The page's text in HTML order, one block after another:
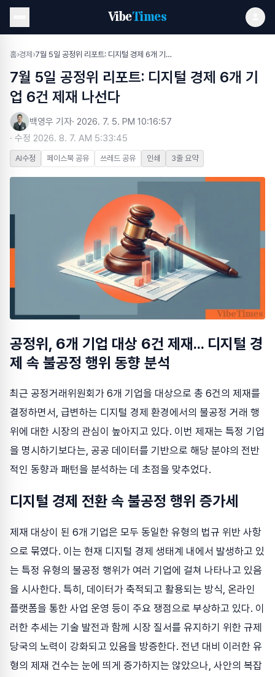
VibeTimes
홈›경제 › 7월 5일 공정위 리포트: 디지털 경제 6개 기업 6건 제재 나선다
7월 5일 공정위 리포트: 디지털 경제 6개 기
업 6건 제재 나선다
백영우 기자· 2026. 7. 5. PM 10:16:57
· 수정 2026. 8. 7. AM 5:33:45
AI수정 페이스북 공유 쓰레드 공유 인쇄 3줄 요약
공정위, 6개 기업 대상 6건 제재... 디지털 경
제 속 불공정 행위 동향 분석
최근 공정거래위원회가 6개 기업을 대상으로 총 6건의 제재를
결정하면서, 급변하는 디지털 경제 환경에서의 불공정 거래 행
위에 대한 시장의 관심이 높아지고 있다. 이번 제재는 특정 기업
을 명시하기보다는, 공공 데이터를 기반으로 해당 분야의 전반
적인 동향과 패턴을 분석하는 데 초점을 맞추었다.
디지털 경제 전환 속 불공정 행위 증가세
제재 대상이 된 6개 기업은 모두 동일한 유형의 법규 위반 사항
으로 묶였다. 이는 현재 디지털 경제 생태계 내에서 발생하고 있
는 특정 유형의 불공정 행위가 여러 기업에 걸쳐 나타나고 있음
을 시사한다. 특히, 데이터가 축적되고 활용되는 방식, 온라인
플랫폼을 통한 사업 운영 등이 주요 쟁점으로 부상하고 있다. 이
러한 추세는 기술 발전과 함께 시장 질서를 유지하기 위한 규제
당국의 노력이 강화되고 있음을 방증한다. 전년 대비 이러한 유
형의 제재 건수는 눈에 띄게 증가하지는 않았으나, 사안의 복잡